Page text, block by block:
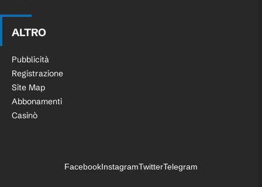
ALTRO
Pubblicità
Registrazione
Site Map
Abbonamenti
Casinò
FacebookInstagramTwitterTelegram